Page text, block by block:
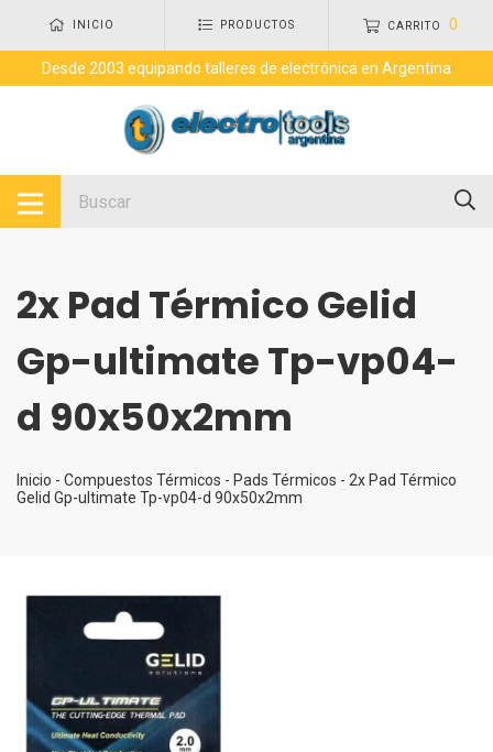
INICIO PRODUCTOS CARRITO 0
Desde 2003 equipando talleres de electrónica en Argentina
2x Pad Térmico Gelid
Gp-ultimate Tp-vp04-
d 90x50x2mm
Inicio - Compuestos Térmicos - Pads Térmicos - 2x Pad Térmico
Gelid Gp-ultimate Tp-vp04-d 90x50x2mm